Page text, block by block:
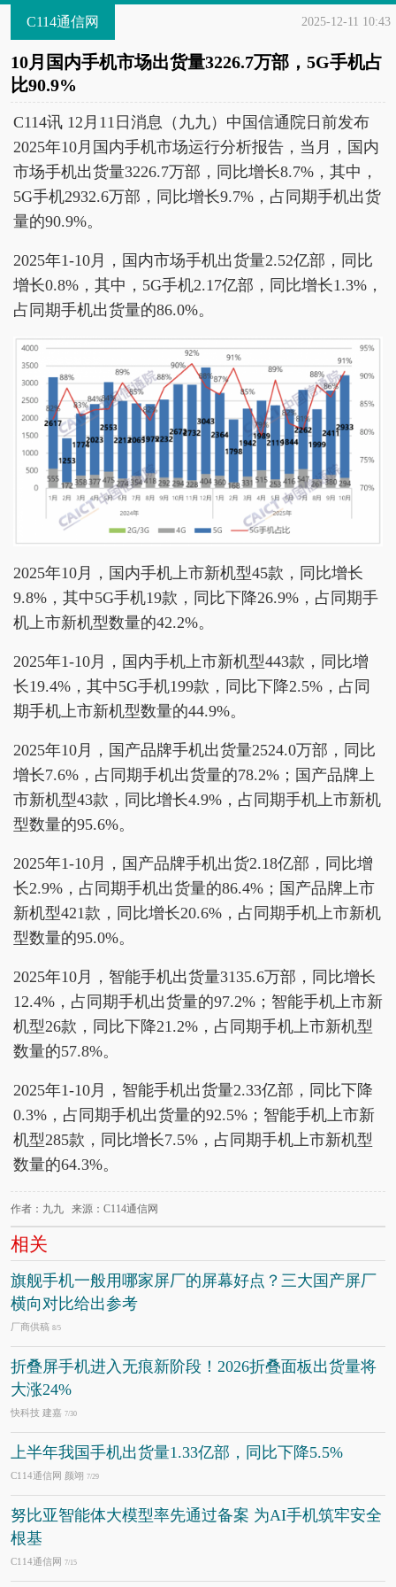
C114通信网 2025-12-11 10:43
10月国内手机市场出货量3226.7万部，5G手机占
比90.9%
C114讯 12月11日消息（九九）中国信通院日前发布
2025年10月国内手机市场运行分析报告，当月，国内
市场手机出货量3226.7万部，同比增长8.7%，其中，
5G手机2932.6万部，同比增长9.7%，占同期手机出货
量的90.9%。
2025年1-10月，国内市场手机出货量2.52亿部，同比
增长0.8%，其中，5G手机2.17亿部，同比增长1.3%，
占同期手机出货量的86.0%。
2025年10月，国内手机上市新机型45款，同比增长
9.8%，其中5G手机19款，同比下降26.9%，占同期手
机上市新机型数量的42.2%。
2025年1-10月，国内手机上市新机型443款，同比增
长19.4%，其中5G手机199款，同比下降2.5%，占同
期手机上市新机型数量的44.9%。
2025年10月，国产品牌手机出货量2524.0万部，同比
增长7.6%，占同期手机出货量的78.2%；国产品牌上
市新机型43款，同比增长4.9%，占同期手机上市新机
型数量的95.6%。
2025年1-10月，国产品牌手机出货2.18亿部，同比增
长2.9%，占同期手机出货量的86.4%；国产品牌上市
新机型421款，同比增长20.6%，占同期手机上市新机
型数量的95.0%。
2025年10月，智能手机出货量3135.6万部，同比增长
12.4%，占同期手机出货量的97.2%；智能手机上市新
机型26款，同比下降21.2%，占同期手机上市新机型
数量的57.8%。
2025年1-10月，智能手机出货量2.33亿部，同比下降
0.3%，占同期手机出货量的92.5%；智能手机上市新
机型285款，同比增长7.5%，占同期手机上市新机型
数量的64.3%。
作者：九九 来源：C114通信网
相关
旗舰手机一般用哪家屏厂的屏幕好点？三大国产屏厂
横向对比给出参考
厂商供稿 8/5
折叠屏手机进入无痕新阶段！2026折叠面板出货量将
大涨24%
快科技 建嘉 7/30
上半年我国手机出货量1.33亿部，同比下降5.5%
C114通信网 颜翊 7/29
努比亚智能体大模型率先通过备案 为AI手机筑牢安全
根基
C114通信网 7/15